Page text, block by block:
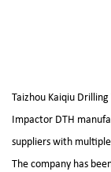
Taizhou Kaiqiu Drilling
Impactor DTH
suppliers with
The company has